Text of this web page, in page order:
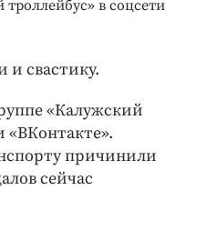
в соцсети
и свастику.
«Калужский
«ВКонтакте».
причинили
сейчас